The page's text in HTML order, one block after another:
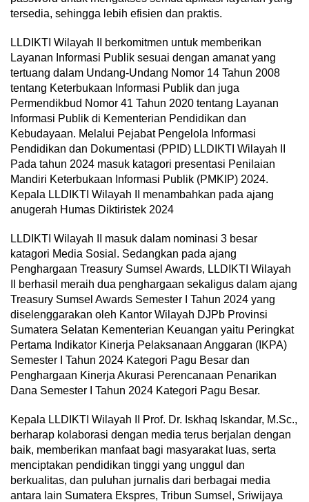
tersedia, sehingga lebih efisien dan praktis.
LLDIKTI Wilayah II berkomitmen untuk memberikan
Layanan Informasi Publik sesuai dengan amanat yang
tertuang dalam Undang-Undang Nomor 14 Tahun 2008
tentang Keterbukaan Informasi Publik dan juga
Permendikbud Nomor 41 Tahun 2020 tentang Layanan
Informasi Publik di Kementerian Pendidikan dan
Kebudayaan. Melalui Pejabat Pengelola Informasi
Pendidikan dan Dokumentasi (PPID) LLDIKTI Wilayah II
Pada tahun 2024 masuk katagori presentasi Penilaian
Mandiri Keterbukaan Informasi Publik (PMKIP) 2024.
Kepala LLDIKTI Wilayah II menambahkan pada ajang
anugerah Humas Diktiristek 2024
LLDIKTI Wilayah II masuk dalam nominasi 3 besar
katagori Media Sosial. Sedangkan pada ajang
Penghargaan Treasury Sumsel Awards, LLDIKTI Wilayah
II berhasil meraih dua penghargaan sekaligus dalam ajang
Treasury Sumsel Awards Semester I Tahun 2024 yang
diselenggarakan oleh Kantor Wilayah DJPb Provinsi
Sumatera Selatan Kementerian Keuangan yaitu Peringkat
Pertama Indikator Kinerja Pelaksanaan Anggaran (IKPA)
Semester I Tahun 2024 Kategori Pagu Besar dan
Penghargaan Kinerja Akurasi Perencanaan Penarikan
Dana Semester I Tahun 2024 Kategori Pagu Besar.
Kepala LLDIKTI Wilayah II Prof. Dr. Iskhaq Iskandar, M.Sc.,
berharap kolaborasi dengan media terus berjalan dengan
baik, memberikan manfaat bagi masyarakat luas, serta
menciptakan pendidikan tinggi yang unggul dan
berkualitas, dan puluhan jurnalis dari berbagai media
antara lain Sumatera Ekspres, Tribun Sumsel, Sriwijaya